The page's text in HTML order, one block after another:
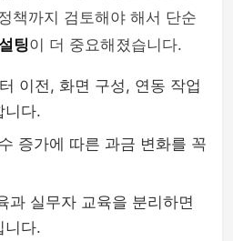
책까지 검토해야 해서 단순
팅이 더 중요해졌습니다.
이전, 화면 구성, 연동 작업
니다.
증가에 따른 과금 변화를 꼭
과 실무자 교육을 분리하면
니다.